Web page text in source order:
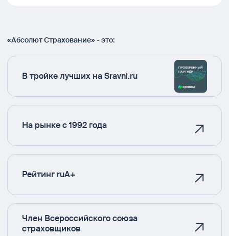
«Абсолют Страхование» - это:
В тройке лучших на Sravni.ru
На рынке с 1992 года
Рейтинг ruA+
Член Всероссийского союза
страховщиков